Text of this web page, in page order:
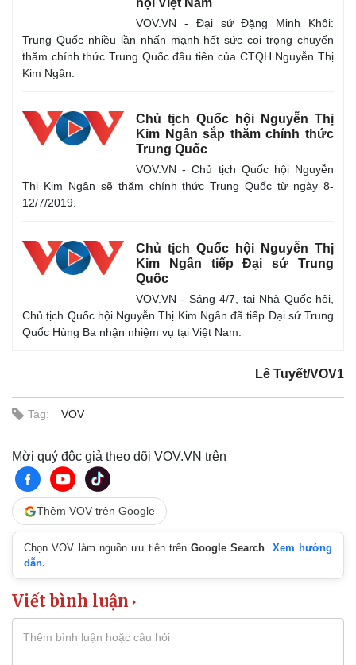
Thể thao
Bóng đá
eSports
Hậu trường
Ô tô - Xe máy
Doanh nghiệp
Thông tin doanh nghiệp
Công nghệ
hội Việt Nam
VOV.VN - Đại sứ Đặng Minh Khôi:
Trung Quốc nhiều lần nhấn mạnh hết sức coi trọng chuyến
thăm chính thức Trung Quốc đầu tiên của CTQH Nguyễn Thị
Kim Ngân.
Chủ tịch Quốc hội Nguyễn Thị
Kim Ngân sắp thăm chính thức
Trung Quốc
VOV.VN - Chủ tịch Quốc hội Nguyễn
Thị Kim Ngân sẽ thăm chính thức Trung Quốc từ ngày 8-
12/7/2019.
Chủ tịch Quốc hội Nguyễn Thị
Kim Ngân tiếp Đại sứ Trung
Quốc
VOV.VN - Sáng 4/7, tại Nhà Quốc hội,
Chủ tịch Quốc hội Nguyễn Thị Kim Ngân đã tiếp Đại sứ Trung
Quốc Hùng Ba nhận nhiệm vụ tại Việt Nam.
Lê Tuyết/VOV1
Tag: VOV
Mời quý độc giả theo dõi VOV.VN trên
Thêm VOV trên Google
Chọn VOV làm nguồn ưu tiên trênGoogle Search. Xem hướng
dẫn.
Viết bình luận